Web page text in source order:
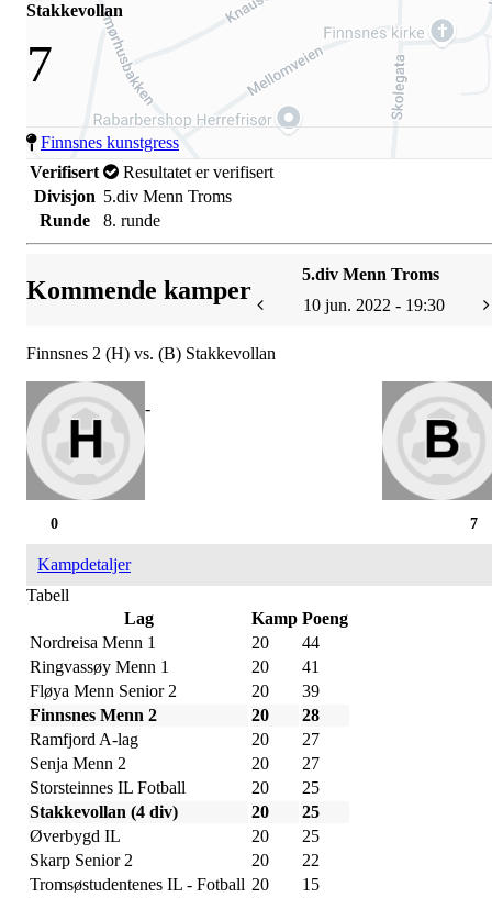
Stakkevollan
7
Finnsnes kunstgress
Verifisert
Resultatet er verifisert
Divisjon 5.div Menn Troms
Runde
8. runde
Kommende kamper
5.div Menn Troms
10 jun. 2022 - 19:30
Finnsnes 2 (H) vs. (B) Stakkevollan
-
7
0
Kampdetaljer
Tabell
Lag
Kamp Poeng
Nordreisa Menn 1
20
44
Ringvassøy Menn 1
20
41
Fløya Menn Senior 2
20
39
Finnsnes Menn 2
20
28
Ramfjord A-lag
20
27
Senja Menn 2
20
27
Storsteinnes IL Fotball
20
25
Stakkevollan (4 div)
20
25
Øverbygd IL
20
25
Skarp Senior 2
20
22
Tromsøstudentenes IL - Fotball 20
15